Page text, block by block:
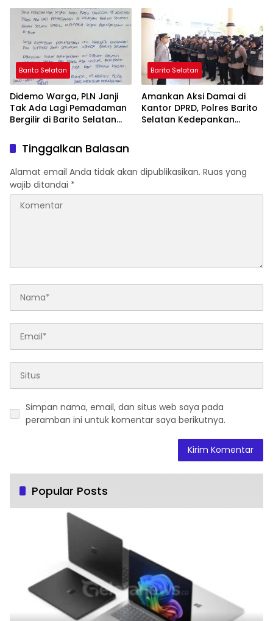
Barito Selatan
Didemo Warga, PLN Janji
Tak Ada Lagi Pemadaman
Bergilir di Barito Selatan
Barito Selatan
Amankan Aksi Damai di
Kantor DPRD, Polres Barito
Selatan Kedepankan
Tinggalkan Balasan
Alamat email Anda tidak akan dipublikasikan. Ruas yang
wajib ditandai *
Simpan nama, email, dan situs web saya pada
peramban ini untuk komentar saya berikutnya.
Popular Posts